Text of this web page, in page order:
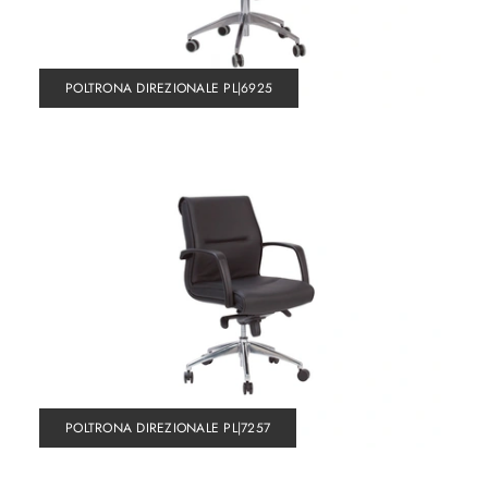
POLTRONA DIREZIONALE PL|6925
POLTRONA DIREZIONALE PL|7257